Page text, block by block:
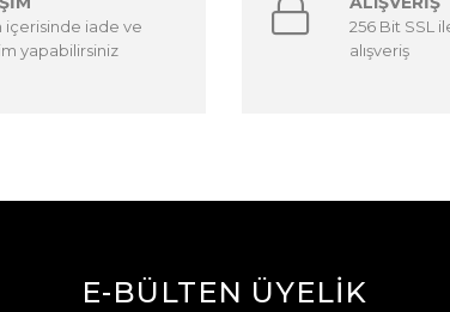
içerisinde iade ve
yapabilirsiniz
256 Bit SSL
alışveriş
E-BÜLTEN ÜYELİK